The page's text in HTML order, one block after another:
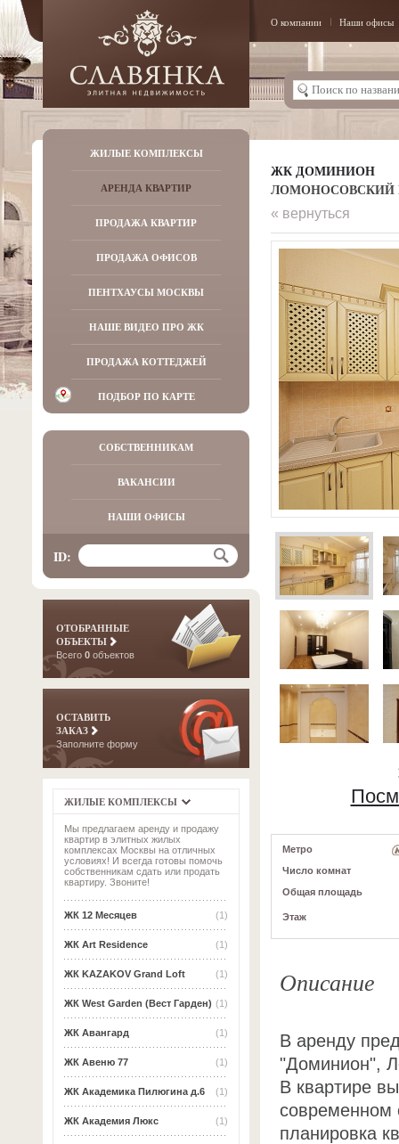
О компании Наши офисы
ЖИЛЫЕ КОМПЛЕКСЫ
АРЕНДА КВАРТИР
ПРОДАЖА КВАРТИР
ПРОДАЖА ОФИСОВ
ПЕНТХАУСЫ МОСКВЫ
НАШЕ ВИДЕО ПРО ЖК
ПРОДАЖА КОТТЕДЖЕЙ
ПОДБОР ПО КАРТЕ
СОБСТВЕННИКАМ
ВАКАНСИИ
НАШИ ОФИСЫ
ID:
ОТОБРАННЫЕ
ОБЪЕКТЫ
Всего 0 объектов
ОСТАВИТЬ
ЗАКАЗ
Заполните форму
ЖИЛЫЕ КОМПЛЕКСЫ
Мы предлагаем аренду и продажу
квартир в элитных жилых
комплексах Москвы на отличных
условиях! И всегда готовы помочь
собственникам сдать или продать
квартиру. Звоните!
(1)
ЖК 12 Месяцев
(1)
ЖК Art Residence
(1)
ЖК KAZAKOV Grand Loft
(1)
ЖК West Garden (Вест Гарден)
(1)
ЖК Авангард
(1)
ЖК Авеню 77
(1)
ЖК Академика Пилюгина д.6
(1)
ЖК Академия Люкс
ЖК ДОМИНИОН
ЛОМОНОСОВСКИЙ
« вернуться
Метро
Число комнат
Общая площадь
Этаж
Описание
В аренду
"Доминион",
В квартире
современном
планировка